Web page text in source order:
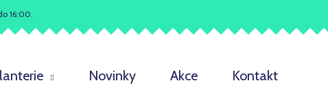
16:00.
Novinky Akce Kontakt
Co potřebujete najít?